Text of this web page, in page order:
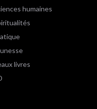
humaines
livres